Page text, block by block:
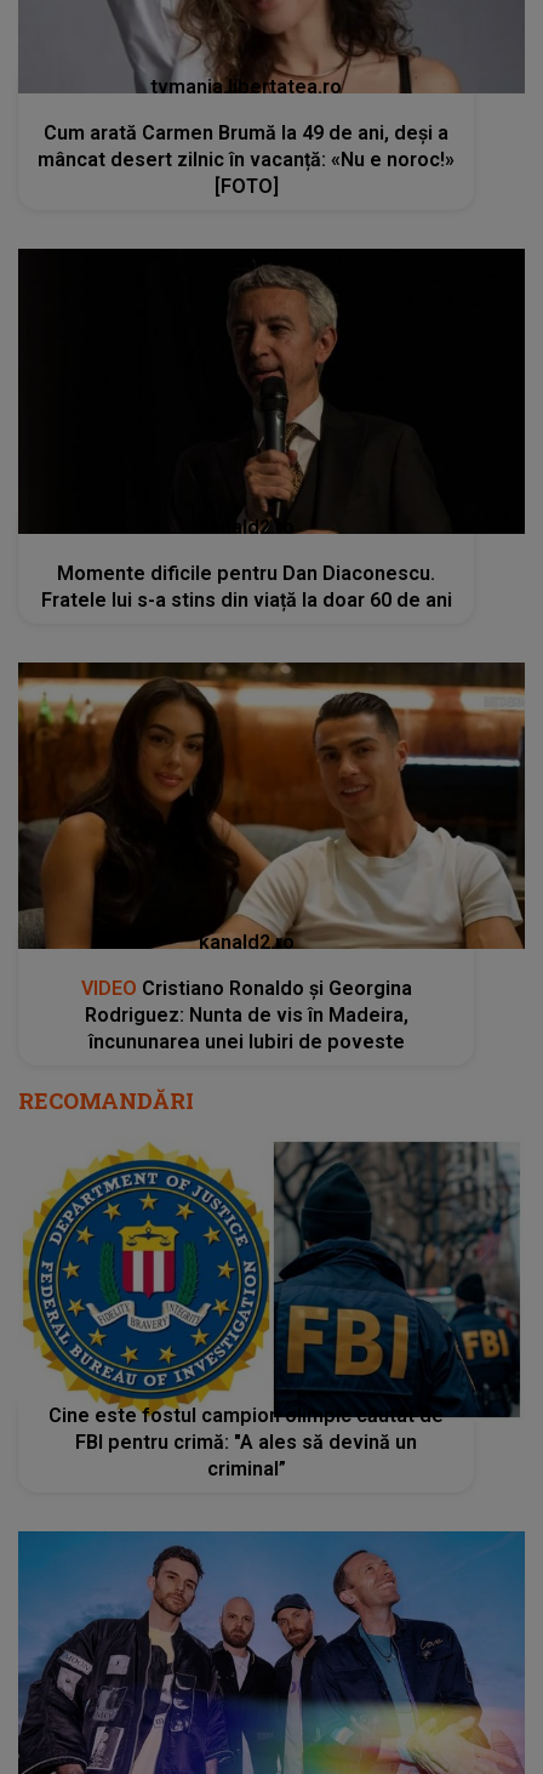
tvmania.libertatea.ro
Cum arată Carmen Brumă la 49 de ani, deși a
mâncat desert zilnic în vacanță: «Nu e noroc!»
[FOTO]
kanald2.ro
Momente dificile pentru Dan Diaconescu.
Fratele lui s-a stins din viață la doar 60 de ani
kanald2.ro
VIDEO Cristiano Ronaldo și Georgina
Rodriguez: Nunta de vis în Madeira,
încununarea unei Iubiri de poveste
RECOMANDĂRI
Cine este fostul campion olimpic căutat de
FBI pentru crimă: "A ales să devină un
criminal”